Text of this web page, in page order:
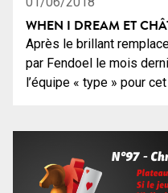
WHEN I DREAM ET
Après le brillant
par Fendoel le mois
l’équipe « type » pour